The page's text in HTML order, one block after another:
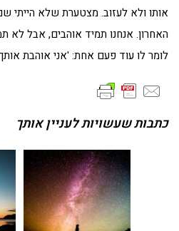
אותו ולא לעזוב. מצטערת שלא הייתי
האחרון. אנחנו תמיד אוהבים, אבל לא
לומר לו עוד פעם אחת: 'אני אוהבת
כתבות שעשויות לעניין אותך